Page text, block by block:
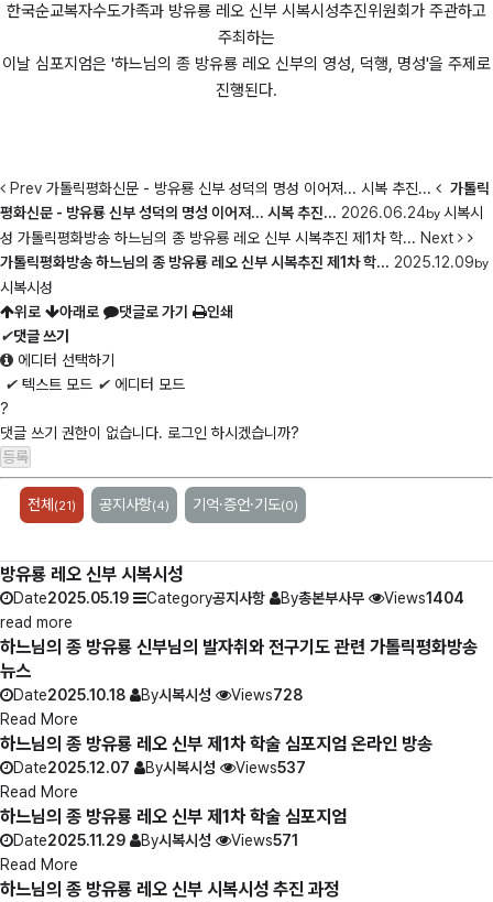
한국순교복자수도가족과 방유룡 레오 신부 시복시성추진위원회가 주관하고
주최하는
이날 심포지엄은 '하느님의 종 방유룡 레오 신부의 영성, 덕행, 명성'을 주제로
진행된다.
Prev 가톨릭평화신문 - 방유룡 신부 성덕의 명성 이어져... 시복 추진...
가톨릭
평화신문 - 방유룡 신부 성덕의 명성 이어져... 시복 추진... 2026.06.24by 시복시
성 가톨릭평화방송 하느님의 종 방유룡 레오 신부 시복추진 제1차 학... Next
가톨릭평화방송 하느님의 종 방유룡 레오 신부 시복추진 제1차 학... 2025.12.09by
시복시성
위로
아래로 댓글로 가기
인쇄
✔댓글 쓰기
에디터 선택하기
✔ 텍스트 모드 ✔ 에디터 모드
?
댓글 쓰기 권한이 없습니다. 로그인 하시겠습니까?
전체 (21) 공지사항(4) 기억·증언·기도(0)
방유룡 레오 신부 시복시성
Date2025.05.19 Category공지사항 By총본부사무 Views1404
read more
하느님의 종 방유룡 신부님의 발자취와 전구기도 관련 가톨릭평화방송
뉴스
Date2025.10.18 By시복시성 Views728
Read More
하느님의 종 방유룡 레오 신부 제1차 학술 심포지엄 온라인 방송
Date2025.12.07 By시복시성 Views537
Read More
하느님의 종 방유룡 레오 신부 제1차 학술 심포지엄
Date2025.11.29 By시복시성 Views571
Read More
하느님의 종 방유룡 레오 신부 시복시성 추진 과정